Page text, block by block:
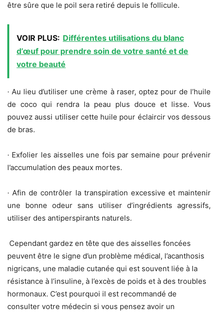
être sûre que le poil sera retiré depuis le follicule.
VOIR PLUS: Différentes utilisations du blanc
d’œuf pour prendre soin de votre santé et de
votre beauté
· Au lieu d’utiliser une crème à raser, optez pour de l’huile
de coco qui rendra la peau plus douce et lisse. Vous
pouvez aussi utiliser cette huile pour éclaircir vos dessous
de bras.
· Exfolier les aisselles une fois par semaine pour prévenir
l’accumulation des peaux mortes.
· Afin de contrôler la transpiration excessive et maintenir
une bonne odeur sans utiliser d’ingrédients agressifs,
utiliser des antiperspirants naturels.
Cependant gardez en tête que des aisselles foncées
peuvent être le signe d’un problème médical, l’acanthosis
nigricans, une maladie cutanée qui est souvent liée à la
résistance à l’insuline, à l’excès de poids et à des troubles
hormonaux. C’est pourquoi il est recommandé de
consulter votre médecin si vous pensez avoir un